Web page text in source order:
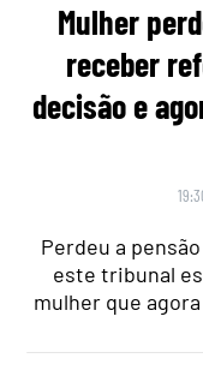
Mulher
receber
decisão e
Perdeu a
este tribunal
mulher que